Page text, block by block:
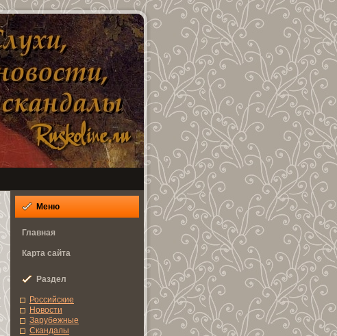
Меню
Глaвнaя
Карта сайта
Раздел
Роccийcкие
Новоcти
Зарубежные
Скандалы